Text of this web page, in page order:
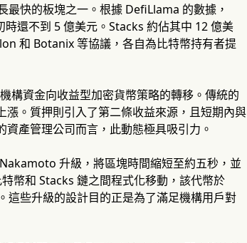
最快的板塊之一。根據 DefiLlama 的數據，
還不到 5 億美元。Stacks 約佔其中 12 億美
和 Botanix 等協議，各自為比特幣持有者提
構資金向收益型加密貨幣策略的轉移。傳統的
。質押則引入了第二條收益來源，且短期內與
產管理公司而言，此動態極具吸引力。
升級，將區塊時間縮短至約五秒，並
幣和 Stacks 鏈之間程式化移動，該代幣於
這些升級的設計目的正是為了滿足機構用戶對